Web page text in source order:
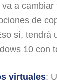
a
de
sí, tendrá
10 con
virtuales: